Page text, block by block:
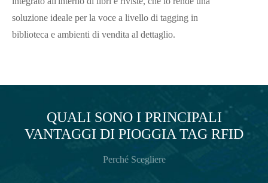
soluzione ideale per la voce a livello di tagging in
biblioteca e ambienti di vendita al dettaglio.
QUALI SONO I PRINCIPALI
VANTAGGI DI PIOGGIA TAG RFID
Perché Scegliere